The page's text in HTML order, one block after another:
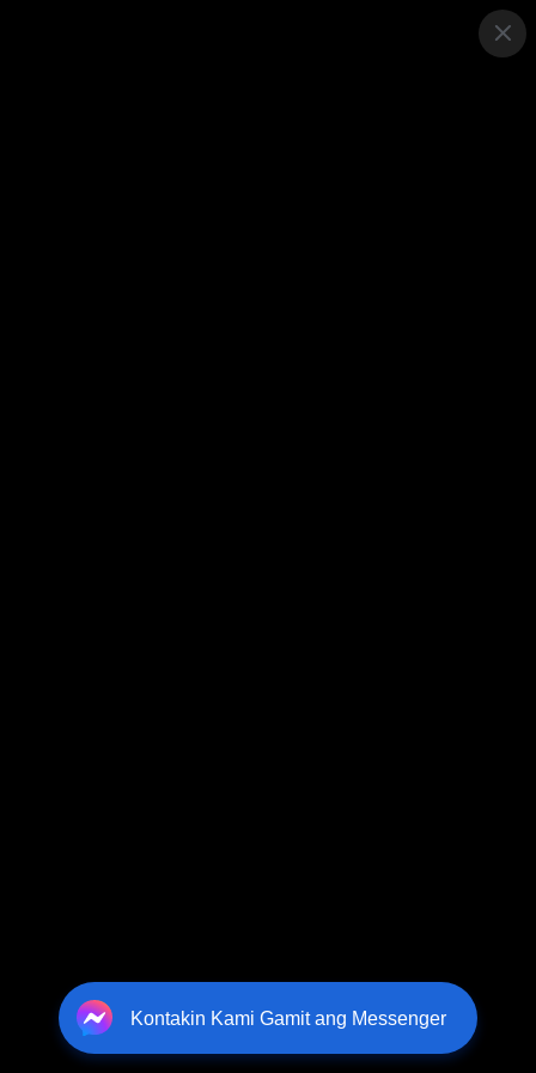
Kontakin Kami Gamit ang Messenger